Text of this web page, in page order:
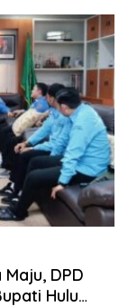
DPD
Hulu